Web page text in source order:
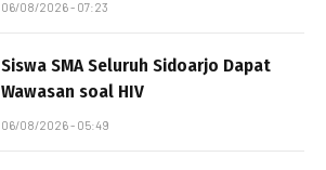
06/08/2026 - 07:23
Siswa SMA Seluruh Sidoarjo Dapat
Wawasan soal HIV
06/08/2026 - 05:49